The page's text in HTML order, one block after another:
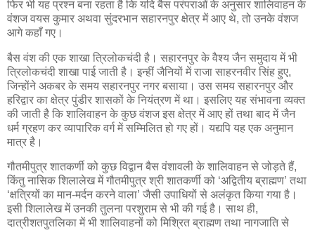
फिर भी यह प्रश्न बना रहता है कि यदि बैस परंपराओं के अनुसार शालिवाहन के
वंशज वयस कुमार अथवा सुंदरभान सहारनपुर क्षेत्र में आए थे, तो उनके वंशज
आगे कहाँ गए।
बैस वंश की एक शाखा त्रिलोकचंदी है। सहारनपुर के वैश्य जैन समुदाय में भी
त्रिलोकचंदी शाखा पाई जाती है। इन्हीं जैनियों में राजा साहरनवीर सिंह हुए,
जिन्होंने अकबर के समय सहारनपुर नगर बसाया। उस समय सहारनपुर और
हरिद्वार का क्षेत्र पुंडीर शासकों के नियंत्रण में था। इसलिए यह संभावना व्यक्त
की जाती है कि शालिवाहन के कुछ वंशज इस क्षेत्र में आए हों तथा बाद में जैन
धर्म ग्रहण कर व्यापारिक वर्ग में सम्मिलित हो गए हों। यद्यपि यह एक अनुमान
मात्र है।
गौतमीपुत्र शातकर्णी को कुछ विद्वान बैस वंशावली के शालिवाहन से जोड़ते हैं,
किंतु नासिक शिलालेख में गौतमीपुत्र श्री शातकर्णी को ‘अद्वितीय ब्राह्मण’ तथा
‘क्षत्रियों का मान-मर्दन करने वाला’ जैसी उपाधियों से अलंकृत किया गया है।
इसी शिलालेख में उनकी तुलना परशुराम से भी की गई है। साथ ही,
दात्रीशतपुतलिका में भी शालिवाहनों को मिश्रित ब्राह्मण तथा नागजाति से